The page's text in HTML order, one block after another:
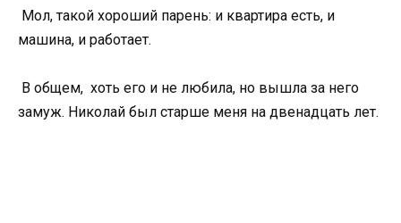
Мол, такой хороший парень: и квартира есть, и
машина, и работает.
В общем, хоть его и не любила, но вышла за него
замуж. Николай был старше меня на двенадцать лет.